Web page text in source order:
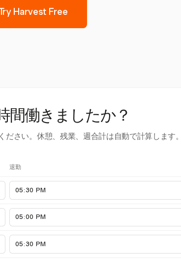
Harvest Free
間働きましたか？
さい。休憩、残業、週合計は自動で計算します。
退勤